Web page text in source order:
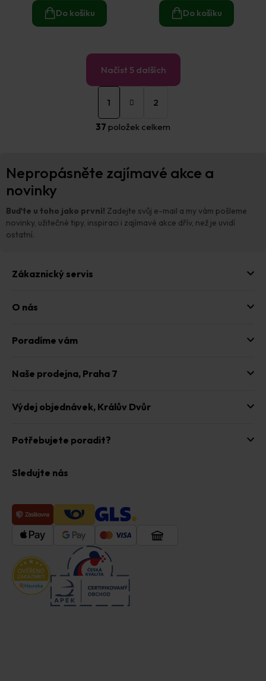
Do košíku Do košíku
O
á
í
v
k
Načíst 5 dalších
S
t
n
á
n
1 2
37 položek celkem
Nepropásněte zajímavé akce a
novinky
Buďte u toho jako první! Zadejte svůj e-mail a my vám pošleme
novinky, užitečné tipy, inspiraci i zajímavé akce dřív, než je uvidí
ostatní.
Zákaznický servis
O nás
Poradíme vám
Naše prodejna, Praha 7
Výdej objednávek, Králův Dvůr
Potřebujete poradit?
Sledujte nás